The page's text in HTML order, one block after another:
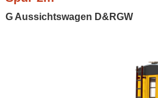
G Aussichtswagen D&RGW